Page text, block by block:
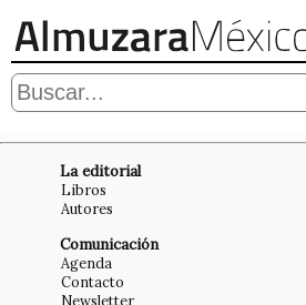
La editorial
Libros
Autores
Comunicación
Agenda
Contacto
Newsletter